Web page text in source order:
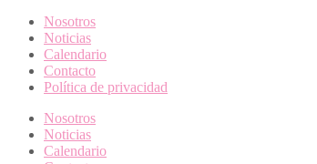
Nosotros
Noticias
Calendario
Contacto
Política de privacidad
Nosotros
Noticias
Calendario